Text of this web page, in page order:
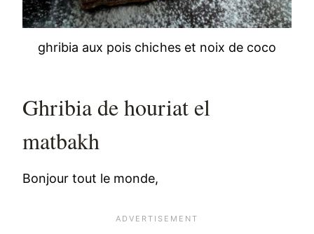
ghribia aux pois chiches et noix de coco
Ghribia de houriat el
matbakh
Bonjour tout le monde,